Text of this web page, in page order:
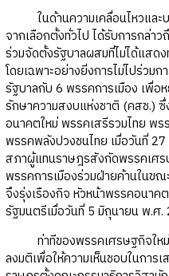
ในด้านความเคลื่อนไหวและบ
จากเลือกตั้งทั่วไป ได้รับการกล่า
ร่วมจัดตั้งรัฐบาลผสมที่ไม่ได้แสด
โดยเฉพาะอย่างยิ่งการไม่ไปร่วม
รัฐบาลกับ 6 พรรคการเมือง เพื่
รักษาความสงบแห่งชาติ (คสช.)
อนาคตใหม่ พรรคเสรีรวมไทย พ
พรรคพลังปวงชนไทย เมื่อวันที่
สภาผู้แทนราษฎรสังกัดพรรคเศร
พรรคการเมืองร่วมฝ่ายค้านในข
จึงรุ่งเรืองกิจ หัวหน้าพรรคอนาค
รัฐมนตรีเมื่อวันที่ 5 มิถุนายน พ.ศ.
ท่าทีของพรรคเศรษฐกิจใหม่
ลงมติเพื่อให้ความเห็นชอบในกา